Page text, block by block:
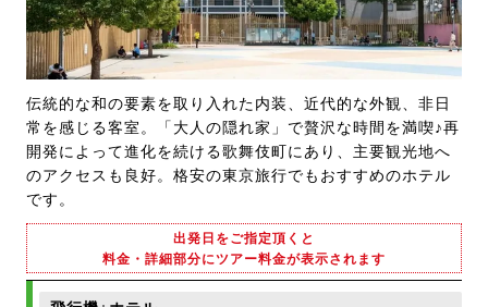
伝統的な和の要素を取り入れた内装、近代的な外観、非日
常を感じる客室。「大人の隠れ家」で贅沢な時間を満喫♪再
開発によって進化を続ける歌舞伎町にあり、主要観光地へ
のアクセスも良好。格安の東京旅行でもおすすめのホテル
です。
出発日をご指定頂くと
料金・詳細部分にツアー料金が表示されます